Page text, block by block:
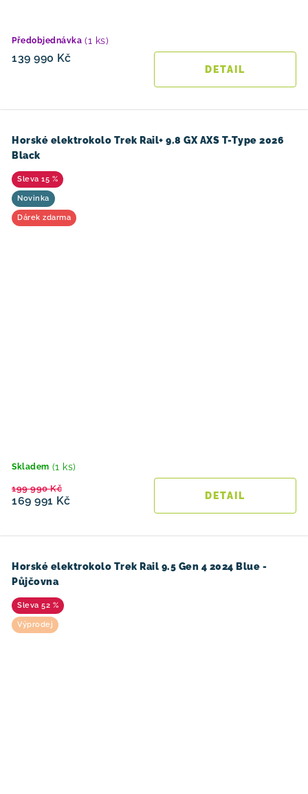
Předobjednávka (1 ks)
139 990 Kč
Horské elektrokolo Trek Rail+ 9.8 GX AXS T-Type 2026
Black
15 %
Novinka
Dárek zdarma
Skladem (1 ks)
169 991 Kč
199 990 Kč
Horské elektrokolo Trek Rail 9.5 Gen 4 2024 Blue -
Půjčovna
52 %
Výprodej